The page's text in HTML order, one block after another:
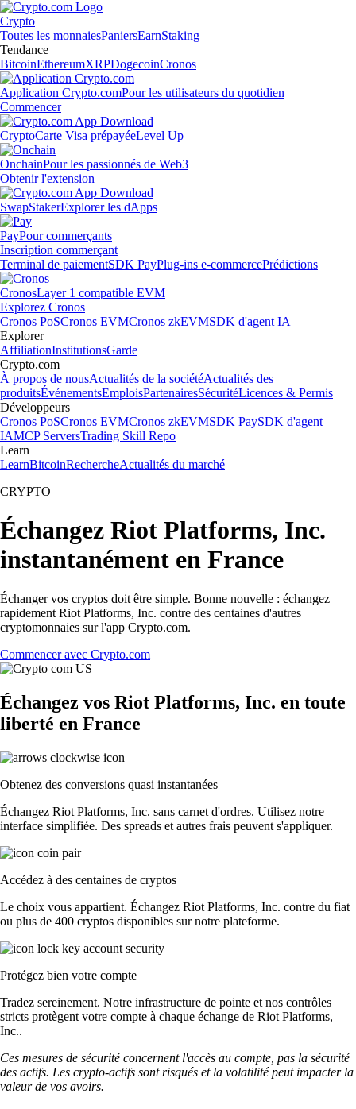
Crypto
Toutes les monnaiesPaniersEarnStaking
Tendance
BitcoinEthereumXRPDogecoinCronos
Application Crypto.comPour les utilisateurs du quotidien
Commencer
CryptoCarte Visa prépayéeLevel Up
OnchainPour les passionnés de Web3
Obtenir l'extension
SwapStakerExplorer les dApps
PayPour commerçants
Inscription commerçant
Terminal de paiementSDK PayPlug-ins e-commercePrédictions
CronosLayer 1 compatible EVM
Explorez Cronos
Cronos PoSCronos EVMCronos zkEVMSDK d'agent IA
Explorer
AffiliationInstitutionsGarde
Crypto.com
À propos de nousActualités de la sociétéActualités des
produitsÉvénementsEmploisPartenairesSécuritéLicences & Permis
Développeurs
Cronos PoSCronos EVMCronos zkEVMSDK PaySDK d'agent
IAMCP ServersTrading Skill Repo
Learn
LearnBitcoinRechercheActualités du marché
CRYPTO
Échangez Riot Platforms, Inc.
instantanément en France
Échanger vos cryptos doit être simple. Bonne nouvelle : échangez
rapidement Riot Platforms, Inc. contre des centaines d'autres
cryptomonnaies sur l'app Crypto.com.
Commencer avec Crypto.com
Échangez vos Riot Platforms, Inc. en toute
liberté en France
Obtenez des conversions quasi instantanées
Échangez Riot Platforms, Inc. sans carnet d'ordres. Utilisez notre
interface simplifiée. Des spreads et autres frais peuvent s'appliquer.
Accédez à des centaines de cryptos
Le choix vous appartient. Échangez Riot Platforms, Inc. contre du fiat
ou plus de 400 cryptos disponibles sur notre plateforme.
Protégez bien votre compte
Tradez sereinement. Notre infrastructure de pointe et nos contrôles
stricts protègent votre compte à chaque échange de Riot Platforms,
Inc..
Ces mesures de sécurité concernent l'accès au compte, pas la sécurité
des actifs. Les crypto-actifs sont risqués et la volatilité peut impacter la
valeur de vos avoirs.